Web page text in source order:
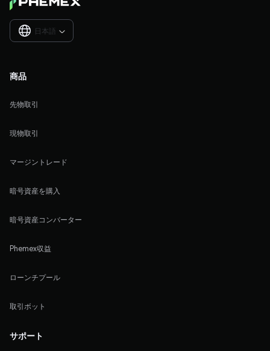
日本語 
商品
先物取引
現物取引
マージントレード
暗号資産を購入
暗号資産コンバーター
Phemex収益
ローンチプール
取引ボット
サポート